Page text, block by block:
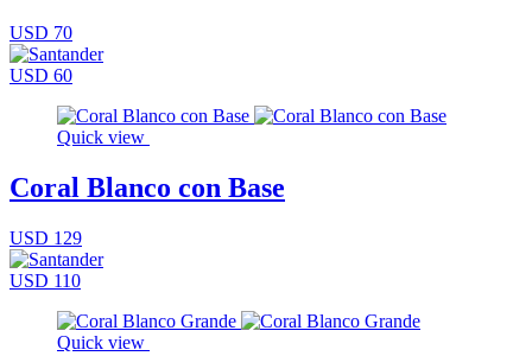
USD 70
USD 60
Quick view
Coral Blanco con Base
USD 129
USD 110
Quick view